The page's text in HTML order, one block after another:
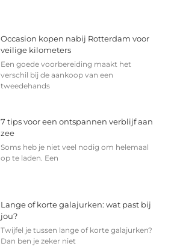
Occasion kopen nabij Rotterdam voor
veilige kilometers
Een goede voorbereiding maakt het
verschil bij de aankoop van een
tweedehands
7 tips voor een ontspannen verblijf aan
zee
Soms heb je niet veel nodig om helemaal
op te laden. Een
Lange of korte galajurken: wat past bij
jou?
Twijfel je tussen lange of korte galajurken?
Dan ben je zeker niet